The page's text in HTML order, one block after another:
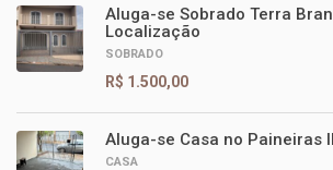
Aluga-se Sobrado Terra
Localização
SOBRADO
R$ 1.500,00
Aluga-se Casa no Paineiras II
CASA